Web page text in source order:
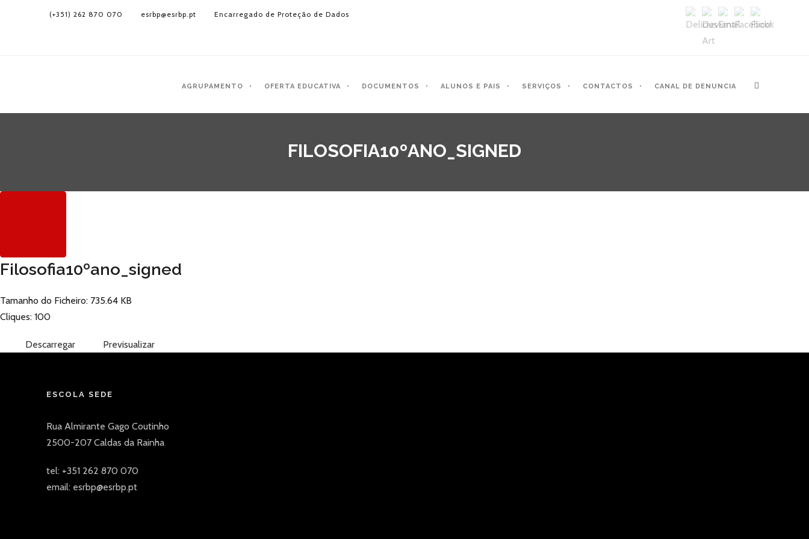
(+351) 262 870 070 esrbp@esrbp.pt Encarregado de Proteção de Dados
AGRUPAMENTO OFERTA EDUCATIVA DOCUMENTOS ALUNOS E PAIS SERVIÇOS CONTACTOS CANAL DE DENUNCIA
FILOSOFIA10ºANO_SIGNED
Filosofia10ºano_signed
Tamanho do Ficheiro: 735.64 KB
Cliques: 100
Descarregar Previsualizar
ESCOLA SEDE
Rua Almirante Gago Coutinho
2500-207 Caldas da Rainha
tel: +351 262 870 070
email: esrbp@esrbp.pt